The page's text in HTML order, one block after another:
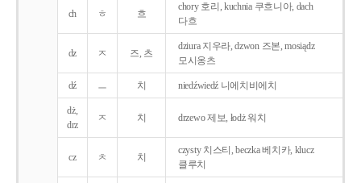
ch ㅎ 흐
chory 호리, kuchnia 쿠흐니아, dach
다흐
dz ㅈ 즈, 츠
dziura 지우라, dzwon 즈본, mosiądz
모시옹츠
dź ㅡ 치 niedźwiedź 니에치비에치
dż,
drz
ㅈ 치 drzewo 제보, łodż 워치
cz ㅊ 치
czysty 치스티, beczka 베치카, klucz
클루치